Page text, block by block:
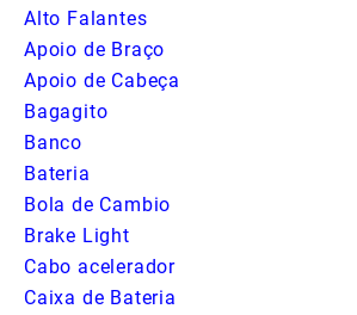
Alto Falantes
Apoio de Braço
Apoio de Cabeça
Bagagito
Banco
Bateria
Bola de Cambio
Brake Light
Cabo acelerador
Caixa de Bateria